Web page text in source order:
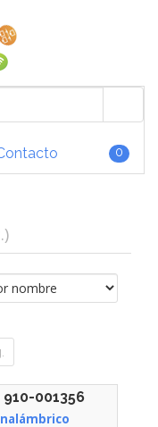
0
910-001356